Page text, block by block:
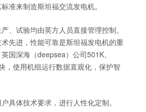
准来制造斯坦福交流发电机。
、试验均由英方人员直接管理控制。
先进，性能可靠是斯坦福发电机的重
国深海（deepsea）公司501K、
，使用机组运行数据直观化，保护智
具体技术要求，进行人性化定制。